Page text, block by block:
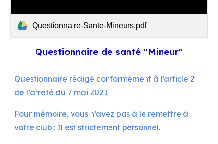
Questionnaire-Sante-Mineurs.pdf
Questionnaire de santé "Mineur"
Questionnaire rédigé conformément à l’article 2
de l’arrêté du 7 mai 2021
Pour mémoire, vous n’avez pas à le remettre à
votre club : Il est strictement personnel.